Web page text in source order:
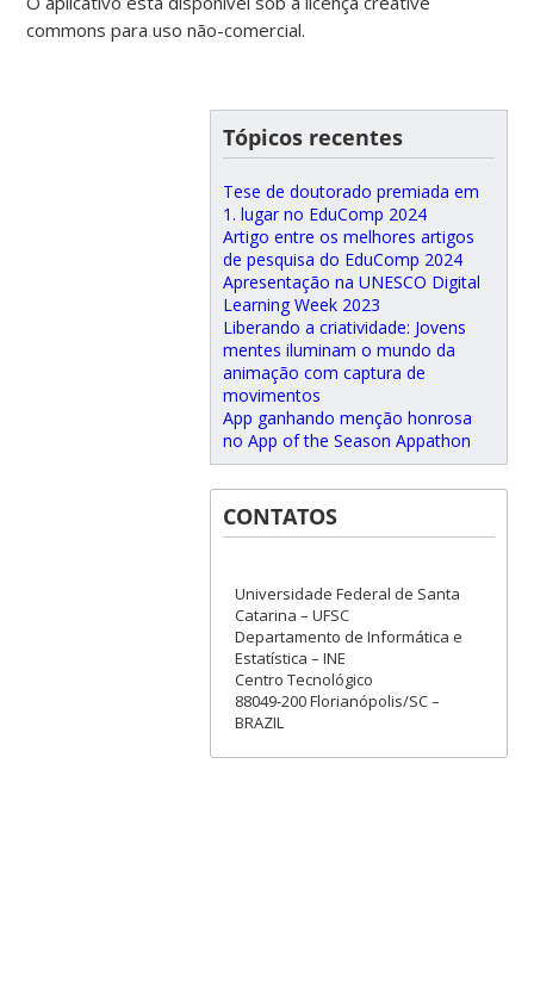
commons para uso não-comercial.
Tópicos recentes
Tese de doutorado premiada em
1. lugar no EduComp 2024
Artigo entre os melhores artigos
de pesquisa do EduComp 2024
Apresentação na UNESCO Digital
Learning Week 2023
Liberando a criatividade: Jovens
mentes iluminam o mundo da
animação com captura de
movimentos
App ganhando menção honrosa
no App of the Season Appathon
CONTATOS
Universidade Federal de Santa
Catarina – UFSC
Departamento de Informática e
Estatística – INE
Centro Tecnológico
88049-200 Florianópolis/SC –
BRAZIL